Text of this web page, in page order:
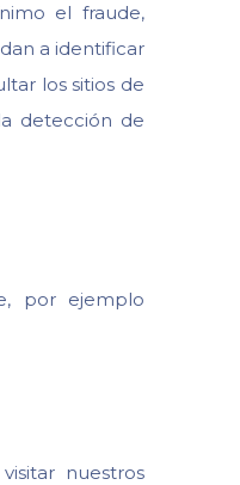
el fraude,
a identificar
los sitios de
detección de
por ejemplo
nuestros